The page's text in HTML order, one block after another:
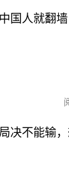
国人就翻
决不能输